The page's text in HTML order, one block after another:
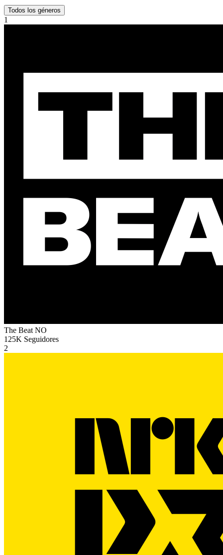
Todos los géneros
1
The Beat NO
125K Seguidores
2